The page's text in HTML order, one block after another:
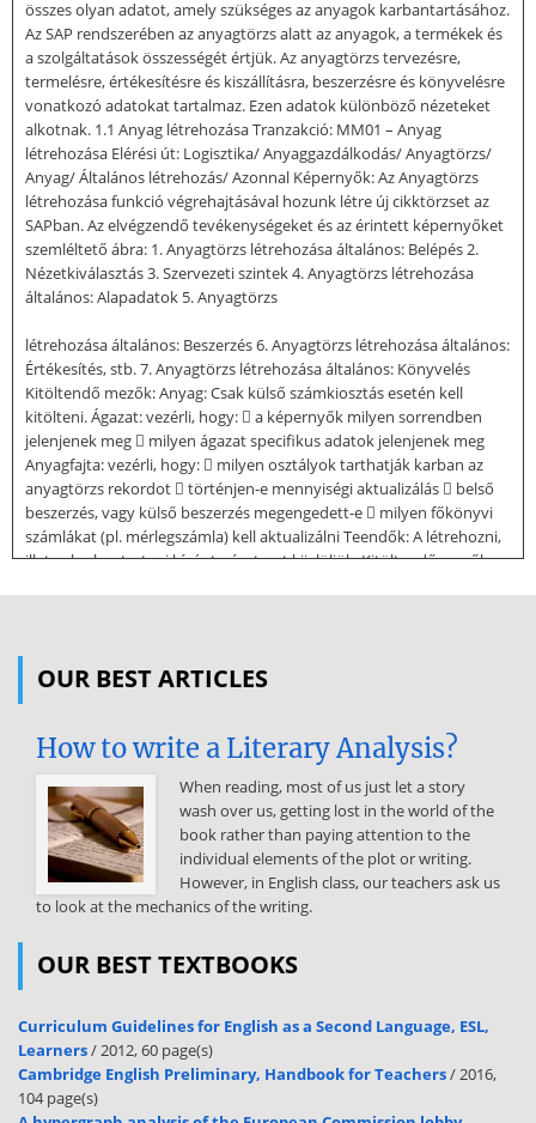
összes olyan adatot, amely szükséges az anyagok karbantartásához.
Az SAP rendszerében az anyagtörzs alatt az anyagok, a termékek és
a szolgáltatások összességét értjük. Az anyagtörzs tervezésre,
termelésre, értékesítésre és kiszállításra, beszerzésre és könyvelésre
vonatkozó adatokat tartalmaz. Ezen adatok különböző nézeteket
alkotnak. 1.1 Anyag létrehozása Tranzakció: MM01 – Anyag
létrehozása Elérési út: Logisztika/ Anyaggazdálkodás/ Anyagtörzs/
Anyag/ Általános létrehozás/ Azonnal Képernyők: Az Anyagtörzs
létrehozása funkció végrehajtásával hozunk létre új cikktörzset az
SAPban. Az elvégzendő tevékenységeket és az érintett képernyőket
szemléltető ábra: 1. Anyagtörzs létrehozása általános: Belépés 2.
Nézetkiválasztás 3. Szervezeti szintek 4. Anyagtörzs létrehozása
általános: Alapadatok 5. Anyagtörzs
létrehozása általános: Beszerzés 6. Anyagtörzs létrehozása általános:
Értékesítés, stb. 7. Anyagtörzs létrehozása általános: Könyvelés
Kitöltendő mezők: Anyag: Csak külső számkiosztás esetén kell
kitölteni. Ágazat: vezérli, hogy:  a képernyők milyen sorrendben
jelenjenek meg  milyen ágazat specifikus adatok jelenjenek meg
Anyagfajta: vezérli, hogy:  milyen osztályok tarthatják karban az
anyagtörzs rekordot  történjen-e mennyiségi aktualizálás  belső
beszerzés, vagy külső beszerzés megengedett-e  milyen főkönyvi
számlákat (pl. mérlegszámla) kell aktualizálni Teendők: A létrehozni,
illetve karbantartani kívánt nézetsort kijelöljük. Kitöltendő mezők:
létrehozandó cikk bázis mennyiségi egysége. A mezőbe beírható
lehetséges értékeket Match-kód segítségével tudjuk kiválasztani.
Anyagcsoport: A rendszerben levő anyagokat anyagcsoportokba
sorolhatjuk, az anyagcsoport segítségével kiértékelések hozható
létre. A mezőbe beírható lehetséges értékeket Match-kód
segítségével tudjuk kiválasztani. Régi anyagszám: Az adott cikk egy
előző rendszerben használt azonosítója. Termékcsoport: Anyagok,
termékek vagy szolgáltatások felső szintű csoportosítására szolgál.
Az értékesítési szervezeti struktúra egyik fontos eleme. Rövid
visszalépés a Főadatok nyomógombbal Nyelv: HU, ha magyar DE, ha
megnevezését tartalmazó mező. Kitöltendő mezők: Beszerzési
segítségével kiválasztható a mező mögött található táblából.
Megrend. menny egység: Ha nem ugyanaz, mint a bázis mennyiségi
OUR BEST ARTICLES
How to write a Literary Analysis?
When reading, most of us just let a story
wash over us, getting lost in the world of the
book rather than paying attention to the
individual elements of the plot or writing.
However, in English class, our teachers ask us
to look at the mechanics of the writing.
OUR BEST TEXTBOOKS
Curriculum Guidelines for English as a Second Language, ESL,
Learners/ 2012, 60 page(s)
Cambridge English Preliminary, Handbook for Teachers/ 2016,
104 page(s)